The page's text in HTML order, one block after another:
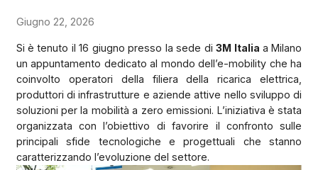
Giugno 22, 2026
Si è tenuto il 16 giugno presso la sede di3M Italia a Milano
un appuntamento dedicato al mondo dell’e-mobility che ha
coinvolto operatori della filiera della ricarica elettrica,
produttori di infrastrutture e aziende attive nello sviluppo di
soluzioni per la mobilità a zero emissioni. L’iniziativa è stata
organizzata con l’obiettivo di favorire il confronto sulle
principali sfide tecnologiche e progettuali che stanno
caratterizzando l’evoluzione del settore.